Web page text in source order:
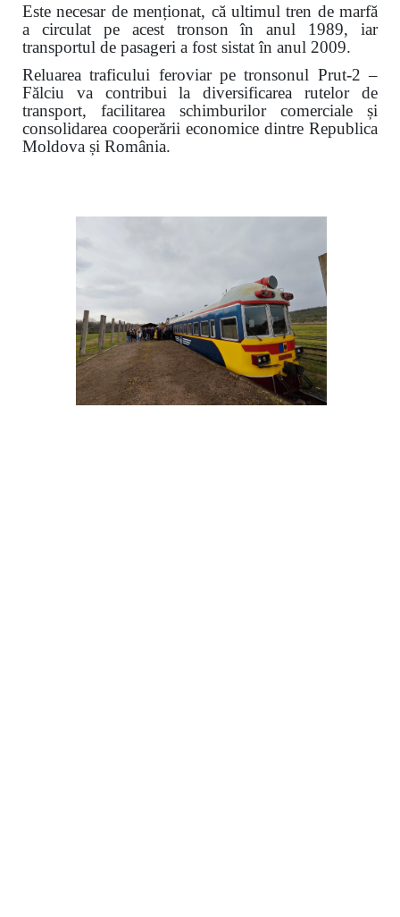
Este necesar de menționat, că ultimul tren de marfă
a circulat pe acest tronson în anul 1989, iar
transportul de pasageri a fost sistat în anul 2009.
Reluarea traficului feroviar pe tronsonul Prut-2 –
Fălciu va contribui la diversificarea rutelor de
transport, facilitarea schimburilor comerciale și
consolidarea cooperării economice dintre Republica
Moldova și România.